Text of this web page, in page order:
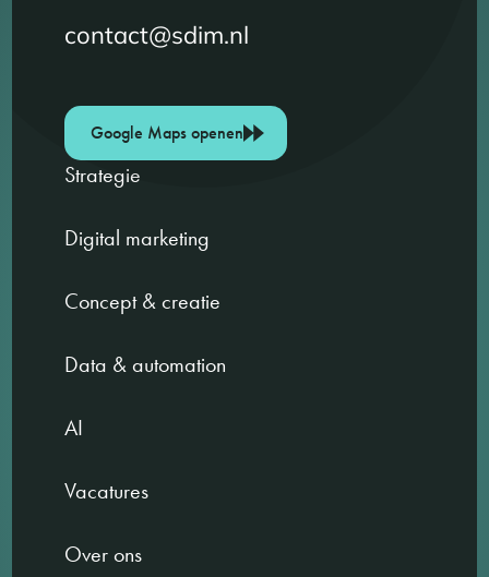
contact@sdim.nl
Google Maps openen
Strategie
Digital marketing
Concept & creatie
Data & automation
AI
Vacatures
Over ons